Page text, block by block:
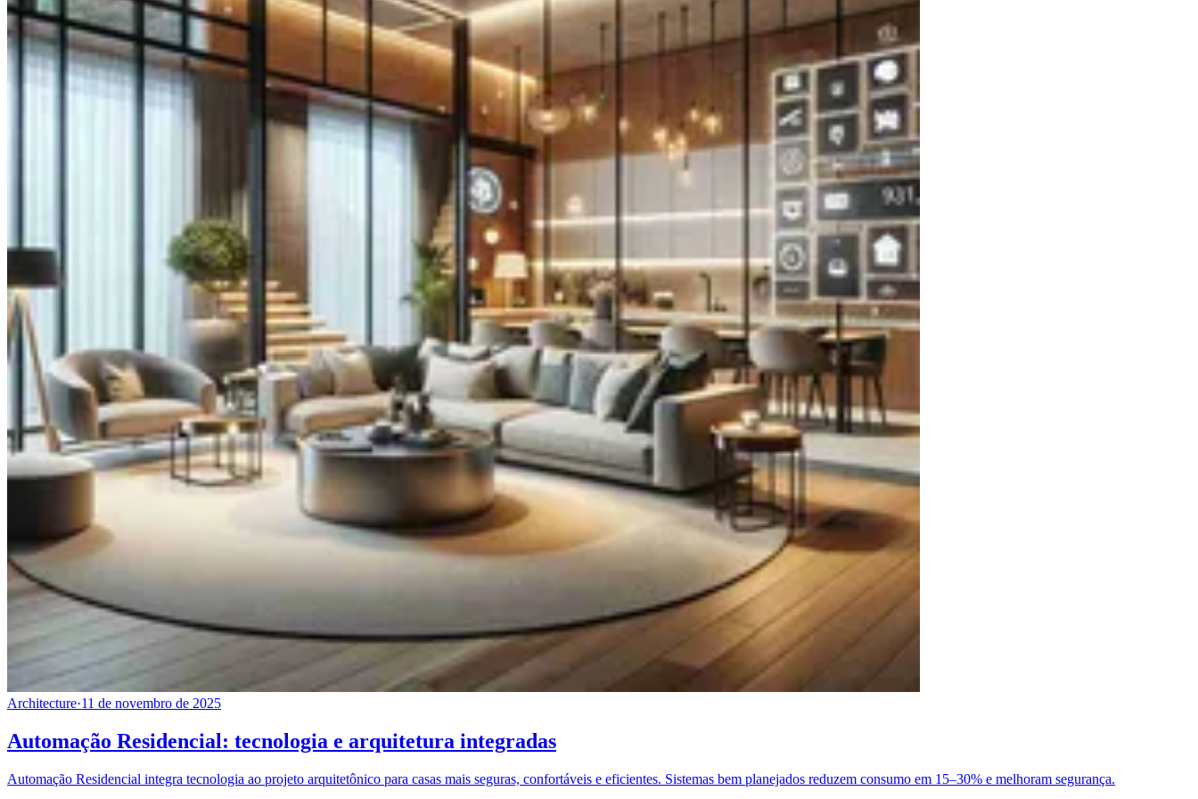
Architecture·11 de novembro de 2025
Automação Residencial: tecnologia e arquitetura integradas
Automação Residencial integra tecnologia ao projeto arquitetônico para casas mais seguras, confortáveis e eficientes. Sistemas bem planejados reduzem consumo em 15–30% e melhoram segurança.